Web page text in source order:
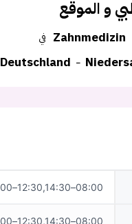
و الموقع
في Zahnmedizin
Deutschland
08:00–12:30,14:30–18:00
08:00–12:30,14:30–18:00